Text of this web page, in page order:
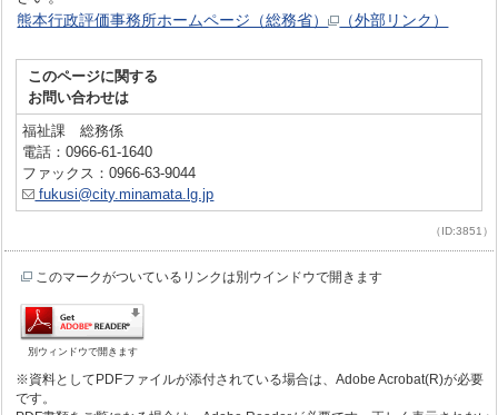
熊本行政評価事務所ホームページ（総務省）
（外部リンク）
このページに関する
お問い合わせは
福祉課 総務係
電話：0966-61-1640
ファックス：0966-63-9044
fukusi@city.minamata.lg.jp
（ID:3851）
このマークがついているリンクは別ウインドウで開きます
別ウィンドウで開きます
※資料としてPDFファイルが添付されている場合は、Adobe Acrobat(R)が必要
です。